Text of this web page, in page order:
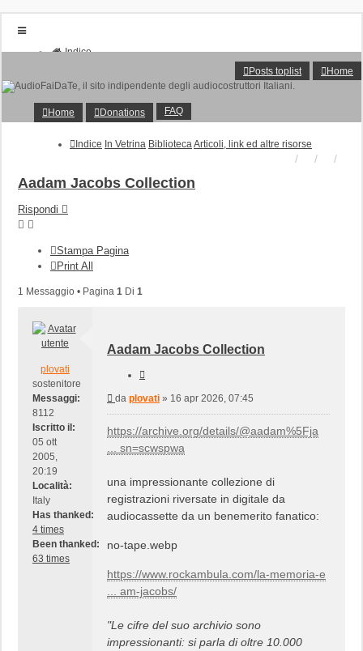
Indice
FAQ
Posts toplist
Home
Login
Posts toplist Home
Home Donations FAQ
Indice In Vetrina Biblioteca Articoli, link ed altre risorse
Aadam Jacobs Collection
Rispondi
Stampa Pagina
Print All
1 Messaggio • Pagina 1 Di 1
plovati
sostenitore
Messaggi:
8112
Iscritto il:
05 ott
2005,
20:19
Località:
Italy
Has thanked:
4 times
Been thanked:
63 times
Aadam Jacobs Collection
Messaggio
da plovati » 16 apr 2026, 07:45
https://archive.org/details/@aadam%5Fja
... sn=scwspwa
una impressionante collezione di
registrazioni riversate in digitale da
audiocassette da un benemerito fanatico:
no-tape.webp
https://www.rockambula.com/la-memoria-e
... am-jacobs/
"Le cifre del suo archivio sono
impressionanti: si parla di oltre 10.000